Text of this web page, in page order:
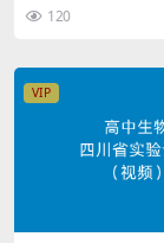
120
VIP